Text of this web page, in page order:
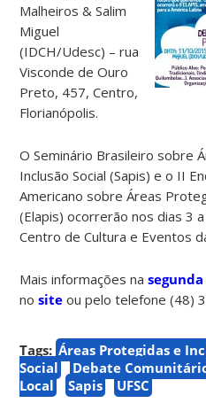
Malheiros & Salim
Miguel
(IDCH/Udesc) – rua
Visconde de Ouro
Preto, 457, Centro,
Florianópolis.
O Seminário Brasileiro sobre
Inclusão Social (Sapis) e o II
Americano sobre Áreas
(Elapis) ocorrerão nos dias 3
Centro de Cultura e Eventos
Mais informações nasegunda
nosite ou pelo telefone (48)
Tags: Áreas Protegidas e
Social
Debate
Local
Sapis UFSC